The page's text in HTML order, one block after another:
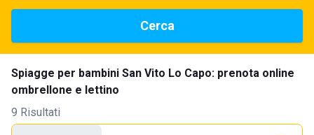
Cerca
Spiagge per bambini San Vito Lo Capo: prenota online
ombrellone e lettino
9 Risultati